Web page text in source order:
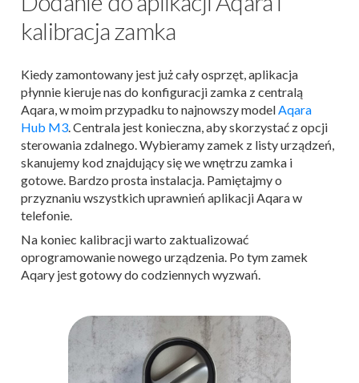
kalibracja zamka
Kiedy zamontowany jest już cały osprzęt, aplikacja
płynnie kieruje nas do konfiguracji zamka z centralą
Aqara, w moim przypadku to najnowszy modelAqara
Hub M3. Centrala jest konieczna, aby skorzystać z opcji
sterowania zdalnego. Wybieramy zamek z listy urządzeń,
skanujemy kod znajdujący się we wnętrzu zamka i
gotowe. Bardzo prosta instalacja. Pamiętajmy o
przyznaniu wszystkich uprawnień aplikacji Aqara w
telefonie.
Na koniec kalibracji warto zaktualizować
oprogramowanie nowego urządzenia. Po tym zamek
Aqary jest gotowy do codziennych wyzwań.